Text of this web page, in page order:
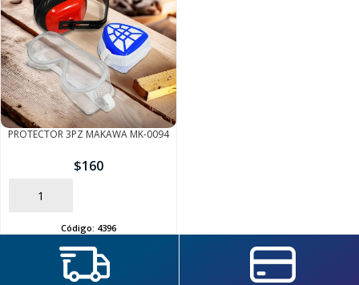
PROTECTOR 3PZ MAKAWA MK-0094
$160
AÑADIR
Código: 4396